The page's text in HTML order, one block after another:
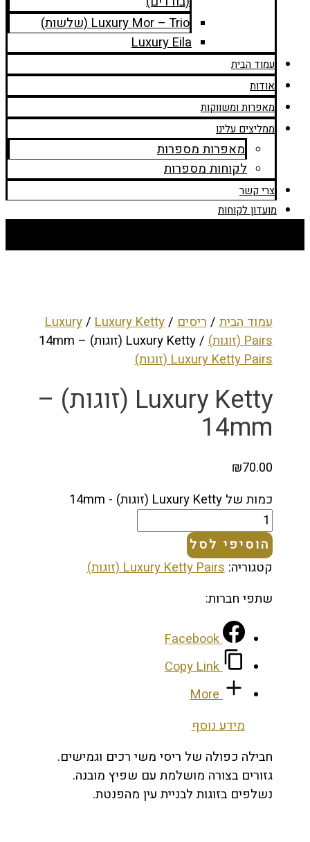
Luxury Mor – Trio (שלשות)
Luxury Eila
עמוד הבית
אודות
מאפרות ומשווקות
ממליצים עלינו
מאפרות מספרות
לקוחות מספרות
צרי קשר
מועדון לקוחות
עמוד הבית/ריסים/
Luxury/Luxury Ketty
Pairs (זוגות)
/ Luxury Ketty (זוגות) – 14mm
Luxury Ketty Pairs (זוגות)
Luxury Ketty (זוגות) –
14mm
₪70.00
כמות של Luxury Ketty (זוגות) - 14mm
הוסיפי לסל
קטגוריה:Luxury Ketty Pairs (זוגות)
שתפי חברות:
Facebook
Copy Link
More
מידע נוסף
חבילה כפולה של ריסי משי רכים וגמישים.
גזורים בצורה מושלמת עם שפיץ מובנה.
נשלפים בזוגות לבניית עין מהפנטת.